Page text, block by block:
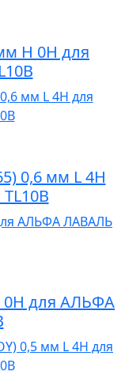
H 0H для
0,6 мм L 4H
для АЛЬФА